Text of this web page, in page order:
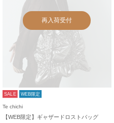
再入荷受付
SALE WEB限定
Te chichi
【WEB限定】ギャザードロストバッグ